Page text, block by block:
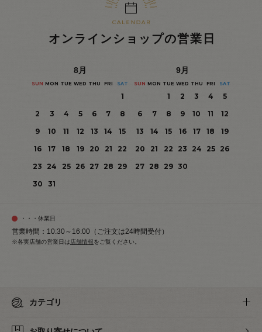
オンラインショップの営業日
8月
SUN MON TUE WED THU FRI SAT
1
2
3 4 5 6 7
8
9
10 11 12 13 14
15
16
17 18 19 20 21
22
23
24 25 26 27 28 29
30
31
9月
SUN MON TUE WED THU FRI SAT
1 2 3 4
5
6
7 8 9 10 11
12
13
14 15 16 17 18
19
20
21 22 23 24 25
26
27 28 29 30
・・・休業日
営業時間：10:30～16:00（ご注文は24時間受付）
※各実店舗の営業日は 店舗情報をご覧ください。
カテゴリ